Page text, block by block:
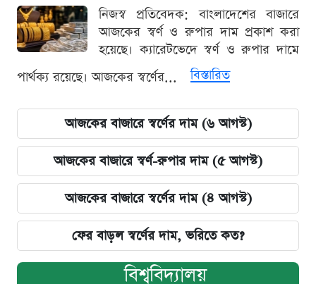
নিজস্ব প্রতিবেদক: বাংলাদেশের বাজারে
আজকের স্বর্ণ ও রুপার দাম প্রকাশ করা
হয়েছে। ক্যারেটভেদে স্বর্ণ ও রুপার দামে
পার্থক্য রয়েছে। আজকের স্বর্ণের...
বিস্তারিত
আজকের বাজারে স্বর্ণের দাম (৬ আগস্ট)
আজকের বাজারে স্বর্ণ-রুপার দাম (৫ আগস্ট)
আজকের বাজারে স্বর্ণের দাম (৪ আগস্ট)
ফের বাড়ল স্বর্ণের দাম, ভরিতে কত?
বিশ্ববিদ্যালয়